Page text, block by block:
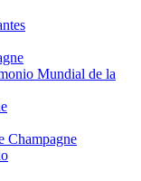
Mundial de la
Champagne